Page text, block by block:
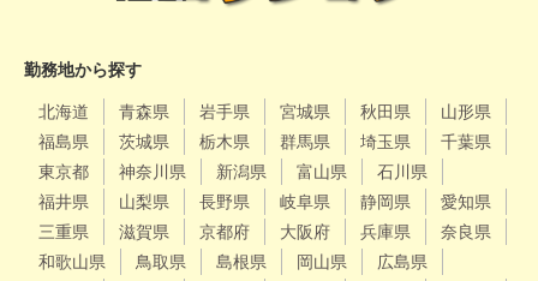
勤務地から探す
北海道 青森県 岩手県 宮城県 秋田県
山形県
福島県
茨城県 栃木県 群馬県 埼玉県
千葉県
東京都
神奈川県 新潟県 富山県
石川県
福井県
山梨県 長野県 岐阜県 静岡県
愛知県
三重県
滋賀県 京都府 大阪府 兵庫県
奈良県
和歌山県
鳥取県 島根県 岡山県
広島県